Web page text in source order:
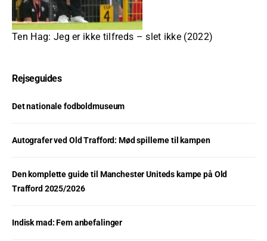
Ten Hag: Jeg er ikke tilfreds – slet ikke (2022)
Rejseguides
Det nationale fodboldmuseum
Autografer ved Old Trafford: Mød spillerne til kampen
Den komplette guide til Manchester Uniteds kampe på Old
Trafford 2025/2026
Indisk mad: Fem anbefalinger